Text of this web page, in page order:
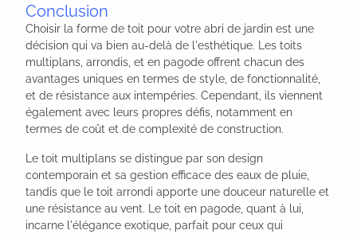
Conclusion
Choisir la forme de toit pour votre abri de jardin est une
décision qui va bien au-delà de l'esthétique. Les toits
multiplans, arrondis, et en pagode offrent chacun des
avantages uniques en termes de style, de fonctionnalité,
et de résistance aux intempéries. Cependant, ils viennent
également avec leurs propres défis, notamment en
termes de coût et de complexité de construction.
Le toit multiplans se distingue par son design
contemporain et sa gestion efficace des eaux de pluie,
tandis que le toit arrondi apporte une douceur naturelle et
une résistance au vent. Le toit en pagode, quant à lui,
incarne l'élégance exotique, parfait pour ceux qui